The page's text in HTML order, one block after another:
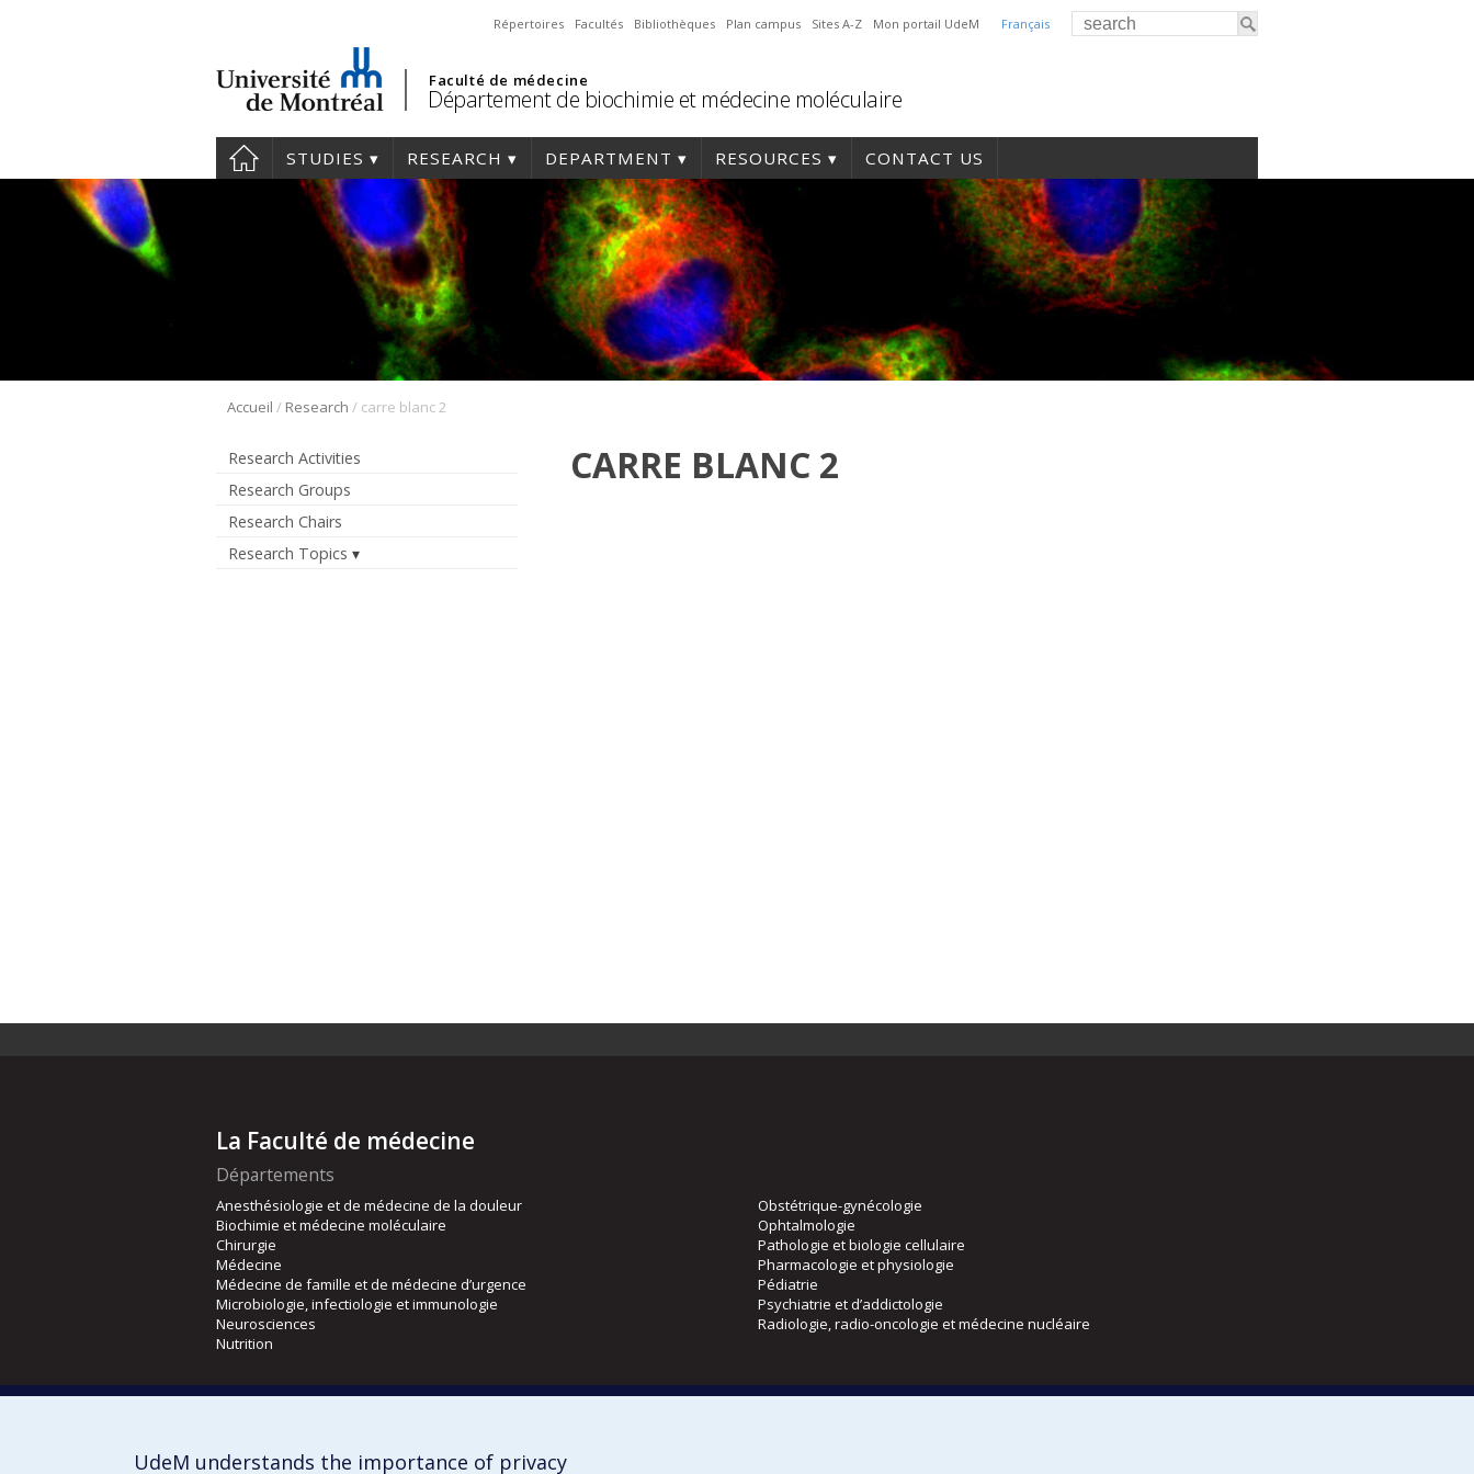
Français
Répertoires Facultés Bibliothèques Plan campus Sites A-Z Mon portail UdeM
Faculté de médecine
Département de biochimie et médecine moléculaire
STUDIES RESEARCH DEPARTMENT RESOURCES CONTACT US
Accueil / Research / carre blanc 2
Research Activities
Research Groups
Research Chairs
Research Topics
CARRE BLANC 2
La Faculté de médecine
Départements
Anesthésiologie et de médecine de la douleur
Biochimie et médecine moléculaire
Chirurgie
Médecine
Médecine de famille et de médecine d’urgence
Microbiologie, infectiologie et immunologie
Neurosciences
Nutrition
Obstétrique-gynécologie
Ophtalmologie
Pathologie et biologie cellulaire
Pharmacologie et physiologie
Pédiatrie
Psychiatrie et d’addictologie
Radiologie, radio-oncologie et médecine nucléaire
Écoles
Réadaptation
Directions
UdeM understands the importance of privacy